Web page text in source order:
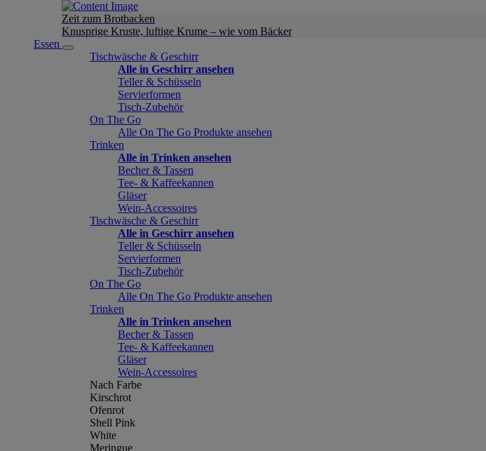
Zeit zum Brotbacken
Knusprige Kruste, luftige Krume – wie vom Bäcker
Essen
Tischwäsche & Geschirr
Alle in Geschirr ansehen
Teller & Schüsseln
Servierformen
Tisch-Zubehör
On The Go
Alle On The Go Produkte ansehen
Trinken
Alle in Trinken ansehen
Becher & Tassen
Tee- & Kaffeekannen
Gläser
Wein-Accessoires
Tischwäsche & Geschirr
Alle in Geschirr ansehen
Teller & Schüsseln
Servierformen
Tisch-Zubehör
On The Go
Alle On The Go Produkte ansehen
Trinken
Alle in Trinken ansehen
Becher & Tassen
Tee- & Kaffeekannen
Gläser
Wein-Accessoires
Nach Farbe
Kirschrot
Ofenrot
Shell Pink
White
Meringue